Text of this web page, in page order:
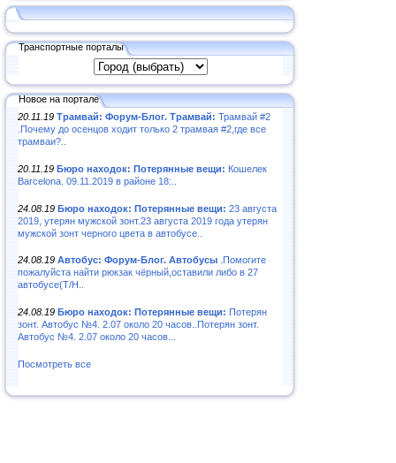
Транспортные порталы
Новое на портале
20.11.19 Трамвай: Форум-Блог. Трамвай: Трамвай #2
.Почему до осенцов ходит только 2 трамвая #2,где все
трамваи?..
20.11.19 Бюро находок: Потерянные вещи: Кошелек
Barcelona. 09.11.2019 в районе 18:..
24.08.19 Бюро находок: Потерянные вещи: 23 августа
2019, утерян мужской зонт.23 августа 2019 года утерян
мужской зонт черного цвета в автобусе..
24.08.19 Автобус: Форум-Блог. Автобусы .Помогите
пожалуйста найти рюкзак чёрный,оставили либо в 27
автобусе(Т/Н..
24.08.19 Бюро находок: Потерянные вещи: Потерян
зонт. Автобус №4. 2.07 около 20 часов..Потерян зонт.
Автобус №4. 2.07 около 20 часов...
Посмотреть все